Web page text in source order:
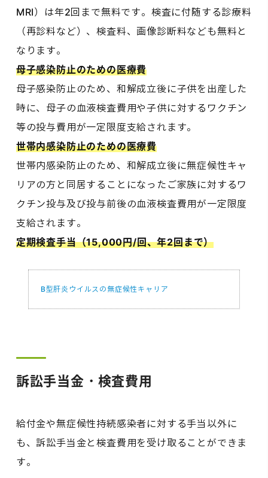
MRI）は年2回まで無料です。検査に付随する診療料
（再診料など）、検査料、画像診断料なども無料と
なります。
母子感染防止のための医療費
母子感染防止のため、和解成立後に子供を出産した
時に、母子の血液検査費用や子供に対するワクチン
等の投与費用が一定限度支給されます。
世帯内感染防止のための医療費
世帯内感染防止のため、和解成立後に無症候性キャ
リアの方と同居することになったご家族に対するワ
クチン投与及び投与前後の血液検査費用が一定限度
支給されます。
定期検査手当（15,000円/回、年2回まで）
B型肝炎ウイルスの無症候性キャリア
訴訟手当金・検査費用
給付金や無症候性持続感染者に対する手当以外に
も、訴訟手当金と検査費用を受け取ることができま
す。